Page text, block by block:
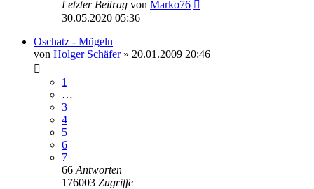
Letzter Beitrag von Marko76
30.05.2020 05:36
Oschatz - Mügeln
von Holger Schäfer» 20.01.2009 20:46
1
…
3
4
5
6
7
66 Antworten
176003 Zugriffe